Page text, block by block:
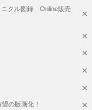
ニクル図録 Online販売
の版画化！